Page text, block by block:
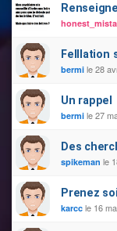
Felllation
bermi le 28
Un rappel
bermi le 27
Des
spikeman le
Prenez
karcc le 16